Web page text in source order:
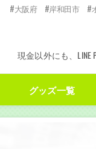
#大阪府 #岸和田市 #
現金以外にも、
グッズ一覧